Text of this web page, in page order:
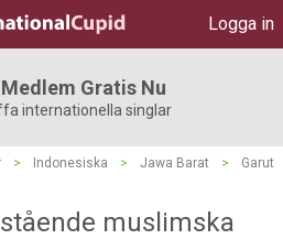
Logga in
Gratis Nu
internationella singlar
> Indonesiska > Jawa Barat >
Garut
muslimska